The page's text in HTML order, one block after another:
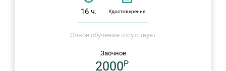
16 ч. Удостоверение
Очное обучение отсутствует
Заочное
2000P